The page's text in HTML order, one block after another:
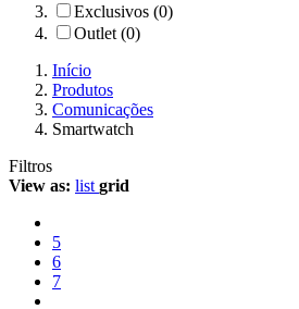
Exclusivos (0)
Outlet (0)
Início
Produtos
Comunicações
Smartwatch
Filtros
View as: list grid
5
6
7